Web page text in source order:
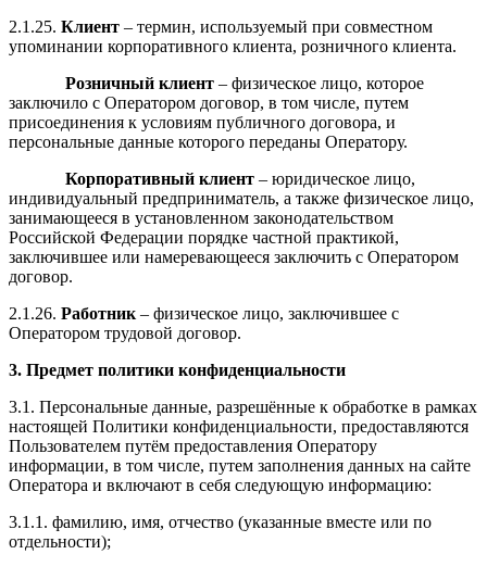
2.1.25. Клиент – термин, используемый при совместном
упоминании корпоративного клиента, розничного клиента.
Розничный клиент – физическое лицо, которое
заключило с Оператором договор, в том числе, путем
присоединения к условиям публичного договора, и
персональные данные которого переданы Оператору.
Корпоративный клиент – юридическое лицо,
индивидуальный предприниматель, а также физическое лицо,
занимающееся в установленном законодательством
Российской Федерации порядке частной практикой,
заключившее или намеревающееся заключить с Оператором
договор.
2.1.26. Работник – физическое лицо, заключившее с
Оператором трудовой договор.
3. Предмет политики конфиденциальности
3.1. Персональные данные, разрешённые к обработке в рамках
настоящей Политики конфиденциальности, предоставляются
Пользователем путём предоставления Оператору
информации, в том числе, путем заполнения данных на сайте
Оператора и включают в себя следующую информацию:
3.1.1. фамилию, имя, отчество (указанные вместе или по
отдельности);